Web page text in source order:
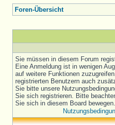
Foren-Übersicht
Sie müssen in diesem Forum
Eine Anmeldung ist in wenigen
auf weitere Funktionen
registrierten Benutzern auch
Sie bitte unsere
Sie sich registrieren. Bitte
Sie sich in diesem Board bewegen.